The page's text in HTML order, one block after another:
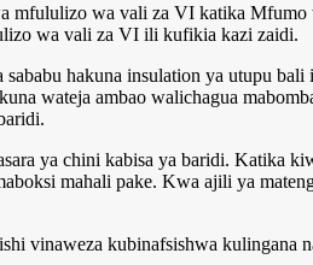
mfululizo wa vali za VI katika
wa vali za VI ili kufikia kazi zaidi.
hakuna insulation ya utupu
wateja ambao walichagua
ya chini kabisa ya baridi. Katika
mahali pake. Kwa ajili ya
vinaweza kubinafsishwa kulingana